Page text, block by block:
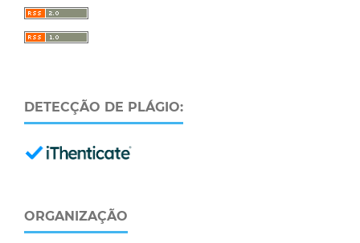
DETECÇÃO DE PLÁGIO:
ORGANIZAÇÃO